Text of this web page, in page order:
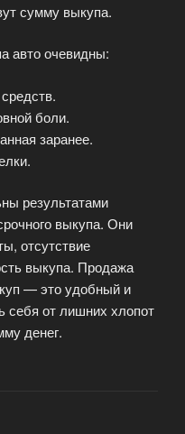
сумму выкупа.
авто очевидны:
боли.
заранее.
результатами
выкупа. Они
отсутствие
выкупа. Продажа
— это удобный и
себя от лишних хлопот
денег.